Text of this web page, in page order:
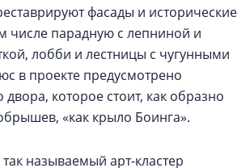
фасады и исторические
числе парадную с лепниной и
лобби и лестницы с чугунными
в проекте предусмотрено
двора, которое стоит, как образно
«как крыло Боинга».
называемый арт-кластер